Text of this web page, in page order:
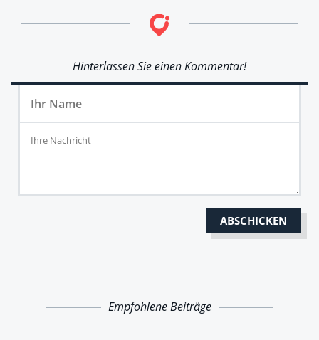
Hinterlassen Sie einen Kommentar!
Empfohlene Beiträge